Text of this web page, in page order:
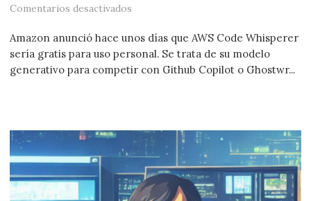
Comentarios desactivados
Amazon anunció hace unos días que AWS Code Whisperer
sería gratis para uso personal. Se trata de su modelo
generativo para competir con Github Copilot o Ghostwr...